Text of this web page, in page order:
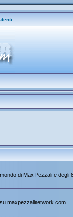
di Max Pezzali e degli
maxpezzalinetwork.com